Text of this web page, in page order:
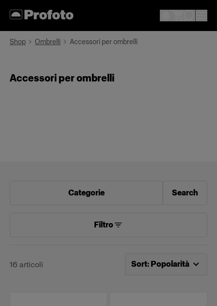
Shop Ombrelli Accessori per ombrelli
Accessori per ombrelli
Categorie Search
Filtro
16 articoli
Ordinamento attuale per
Sort: Popolarità